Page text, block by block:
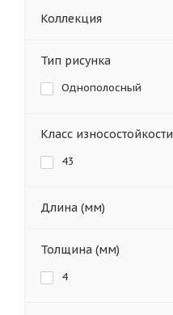
Коллекция
Тип рисунка
Однополосный
Класс износостойкости
43
Длина (мм)
Толщина (мм)
4